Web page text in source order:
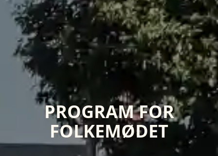
PROGRAM FOR
FOLKEMØDET